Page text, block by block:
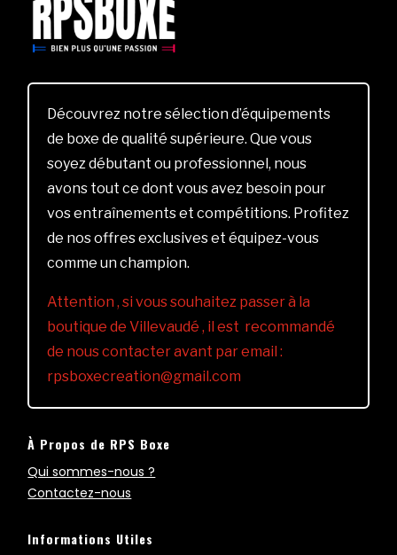
Découvrez notre sélection d’équipements
de boxe de qualité supérieure. Que vous
soyez débutant ou professionnel, nous
avons tout ce dont vous avez besoin pour
vos entraînements et compétitions. Profitez
de nos offres exclusives et équipez-vous
comme un champion.
Attention , si vous souhaitez passer à la
boutique de Villevaudé , il est recommandé
de nous contacter avant par email :
rpsboxecreation@gmail.com
À Propos de RPS Boxe
Qui sommes-nous ?
Contactez-nous
Informations Utiles